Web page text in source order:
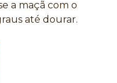
a maçã com o
até dourar.